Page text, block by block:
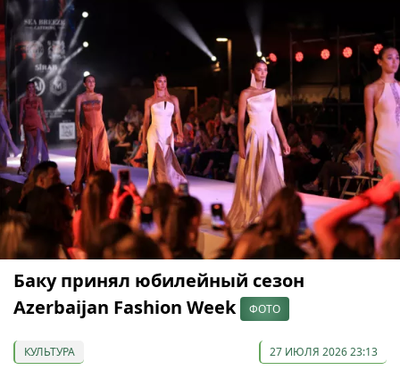
Баку принял юбилейный сезон
Azerbaijan Fashion Week
ФОТО
КУЛЬТУРА 27 ИЮЛЯ 2026 23:13